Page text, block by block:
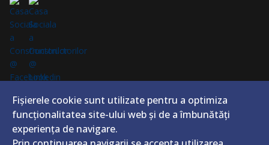
Fii la curent cu cele mai noi știri din domeniu
Fișierele cookie sunt utilizate pentru a optimiza
funcţionalitatea site-ului web și de a îmbunătăţi
experienţa de navigare.